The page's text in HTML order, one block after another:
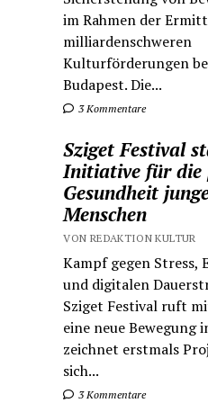
im Rahmen der
milliardenschweren
Kulturförderungen
Budapest. Die...
3 Kommentare
Sziget Festival
Initiative für die
Gesundheit
Menschen
VON REDAKTION KULTUR
Kampf gegen Stress,
und digitalen
Sziget Festival ruft
eine neue Bewegung
zeichnet erstmals
sich...
3 Kommentare